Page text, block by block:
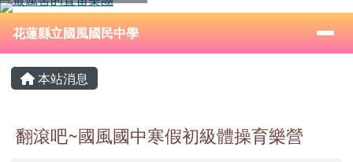
跳至主內容區
花蓮縣立國風國民中學
⏸
導覽列
花蓮縣立國風國民中學
主內容區域
本站消息
翻滾吧~國風國中寒假初級體操育樂營
頁尾區域